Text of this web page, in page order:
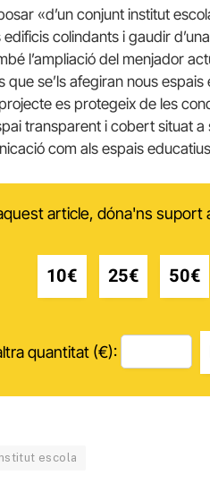
«d’un conjunt institut
colindants i gaudir
l’ampliació del menjador
que se’ls afegiran nous
es protegeix de les
transparent i cobert situat
com als espais
article, dóna'ns suport
10€ 25€ 50€
quantitat (€):
Institut escola